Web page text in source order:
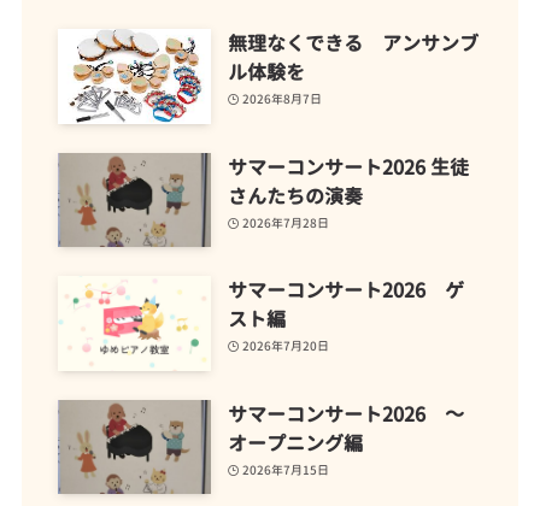
無理なくできる アンサンブ
ル体験を
2026年8月7日
サマーコンサート2026 生徒
さんたちの演奏
2026年7月28日
サマーコンサート2026 ゲ
スト編
2026年7月20日
サマーコンサート2026 ～
オープニング編
2026年7月15日